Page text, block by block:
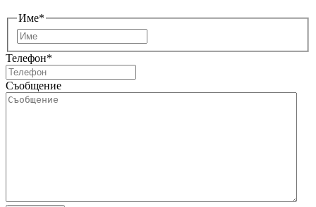
Име*
Телефон*
Съобщение